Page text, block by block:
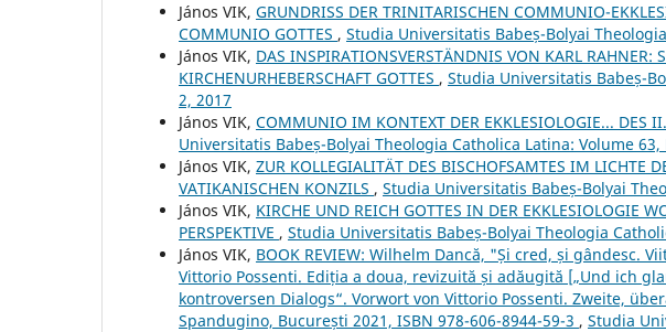
János VIK, GRUNDRISS DER TRINITARISCHEN COMMUNIO-
COMMUNIO GOTTES , Studia Universitatis Babeș-Bolyai
János VIK, DAS INSPIRATIONSVERSTÄNDNIS VON KARL RAHNER:
KIRCHENURHEBERSCHAFT GOTTES , Studia Universitatis Babeș-
2, 2017
János VIK, COMMUNIO IM KONTEXT DER EKKLESIOLOGIE... DES
Universitatis Babeș-Bolyai Theologia Catholica Latina: Volume 63,
János VIK, ZUR KOLLEGIALITÄT DES BISCHOFSAMTES IM LICHTE
VATIKANISCHEN KONZILS , Studia Universitatis Babeș-Bolyai
János VIK, KIRCHE UND REICH GOTTES IN DER EKKLESIOLOGIE
PERSPEKTIVE , Studia Universitatis Babeș-Bolyai Theologia
János VIK, BOOK REVIEW: Wilhelm Dancă, "Și cred, și gândesc.
Vittorio Possenti. Ediția a doua, revizuită și adăugită [„Und ich
kontroversen Dialogs“. Vorwort von Vittorio Possenti. Zweite,
Spandugino, București 2021, ISBN 978-606-8944-59-3 , Studia